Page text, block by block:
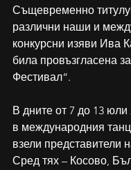
Същевременно
различни наши и
конкурсни изяви Ива
била провъзгласена
Фестивал“.
В дните от 7 до 13 юли
в международния
взели представители
Сред тях – Косово,